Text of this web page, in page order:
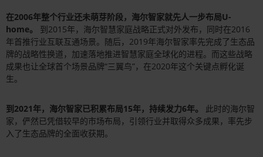
在2006年整个行业还未萌芽阶段，海尔智家就先人一步布局U-
home。
到2015年，海尔智慧家庭战略正式对外发布，同时在2016
年首推行业互联互通场景。随后，2019年海尔智家率先完成了生态品
牌的战略性换道，加速落地推进智慧家庭全球化的进程。而这些战略
成果也让全球首个场景品牌“三翼鸟”，在2020年这个关键点孵化诞
生。
到2021年，海尔智家已积累布局15年，持续发力6年。
此时的海尔智
家，俨然已凭借较早的市场布局，引领行业并取得众多成果，率先步
入了生态品牌的全面收获期。